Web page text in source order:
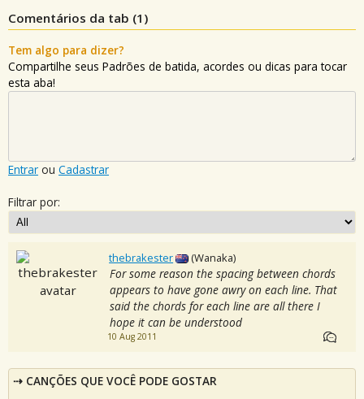
Comentários da tab (1 )
Tem algo para dizer?
Compartilhe seus Padrões de batida, acordes ou dicas para tocar
esta aba!
Entrar ou Cadastrar
Filtrar por:
thebrakester (Wanaka)
For some reason the spacing between chords
appears to have gone awry on each line. That
said the chords for each line are all there I
hope it can be understood
10 Aug 2011
CANÇÕES QUE VOCÊ PODE GOSTAR